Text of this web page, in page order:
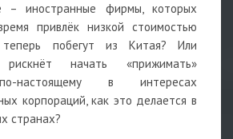
– иностранные фирмы, которых
привлёк низкой стоимостью
побегут из Китая? Или
рискнёт начать «прижимать»
настоящему в интересах
корпораций, как это делается в
странах?